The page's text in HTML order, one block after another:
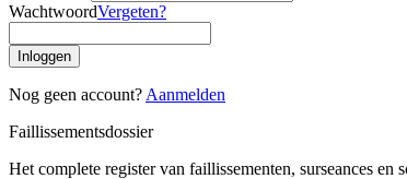
WachtwoordVergeten?
Inloggen
Nog geen account? Aanmelden
Faillissementsdossier
Het complete register van faillissementen, surseances en